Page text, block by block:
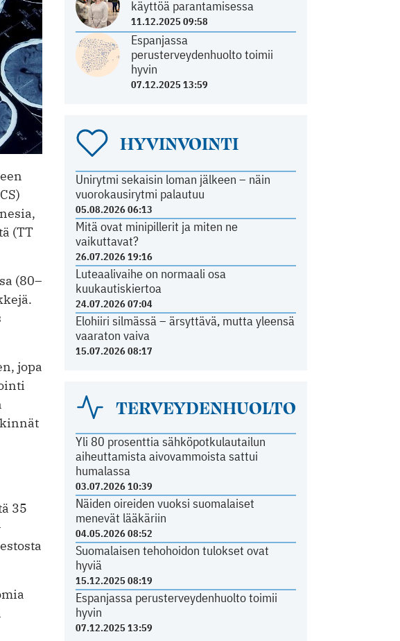
käyttöä parantamisessa
11.12.2025 09:58
Espanjassa
perusterveydenhuolto toimii
hyvin
07.12.2025 13:59
HYVINVOINTI
Unirytmi sekaisin loman jälkeen – näin
vuorokausirytmi palautuu
05.08.2026 06:13
Mitä ovat minipillerit ja miten ne
vaikuttavat?
26.07.2026 19:16
Luteaalivaihe on normaali osa
kuukautiskiertoa
24.07.2026 07:04
Elohiiri silmässä – ärsyttävä, mutta yleensä
vaaraton vaiva
15.07.2026 08:17
TERVEYDENHUOLTO
Yli 80 prosenttia sähköpotkulautailun
aiheuttamista aivovammoista sattui
humalassa
03.07.2026 10:39
Näiden oireiden vuoksi suomalaiset
menevät lääkäriin
04.05.2026 08:52
Suomalaisen tehohoidon tulokset ovat
hyviä
15.12.2025 08:19
Espanjassa perusterveydenhuolto toimii
hyvin
07.12.2025 13:59
(TT
(80–
jopa
35